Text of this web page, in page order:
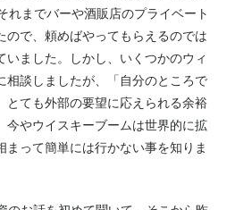
れまでバーや酒販店のプライベート
ので、頼めばやってもらえるのでは
いました。しかし、いくつかのウィ
相談しましたが、「自分のところで
とても外部の要望に応えられる余裕
今やウイスキーブームは世界的に拡
って簡単には行かない事を知りま